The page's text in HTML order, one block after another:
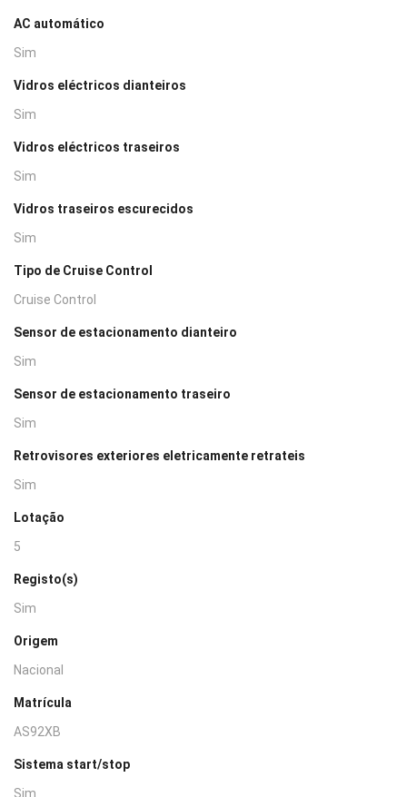
AC automático
Sim
Vidros eléctricos dianteiros
Sim
Vidros eléctricos traseiros
Sim
Vidros traseiros escurecidos
Sim
Tipo de Cruise Control
Cruise Control
Sensor de estacionamento dianteiro
Sim
Sensor de estacionamento traseiro
Sim
Retrovisores exteriores eletricamente retrateis
Sim
Lotação
5
Registo(s)
Sim
Origem
Nacional
Matrícula
AS92XB
Sistema start/stop
Sim